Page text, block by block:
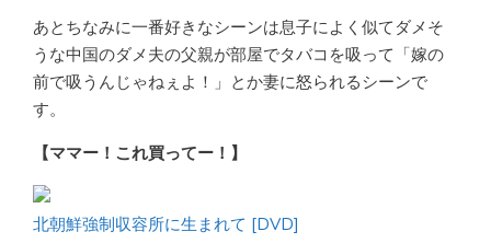
あとちなみに一番好きなシーンは息子によく似てダメそ
うな中国のダメ夫の父親が部屋でタバコを吸って「嫁の
前で吸うんじゃねぇよ！」とか妻に怒られるシーンで
す。
【ママー！これ買ってー！】
北朝鮮強制収容所に生まれて [DVD]